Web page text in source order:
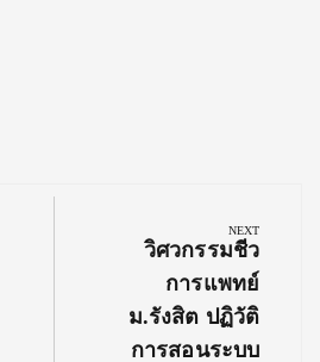
NEXT
Next
Post:
วิศวกรรมชีว
การแพทย์
ม.รังสิต ปฏิวัติ
การสอนระบบ